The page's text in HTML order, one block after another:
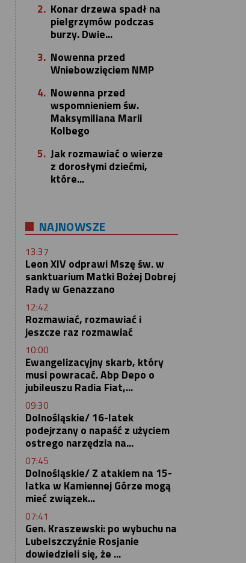
2. Konar drzewa spadł na
pielgrzymów podczas
burzy. Dwie...
3. Nowenna przed
Wniebowzięciem NMP
4. Nowenna przed
wspomnieniem św.
Maksymiliana Marii
Kolbego
5. Jak rozmawiać o wierze
z dorosłymi dziećmi,
które...
NAJNOWSZE
13:37
Leon XIV odprawi Mszę św. w
sanktuarium Matki Bożej Dobrej
Rady w Genazzano
12:42
Rozmawiać, rozmawiać i
jeszcze raz rozmawiać
10:00
Ewangelizacyjny skarb, który
musi powracać. Abp Depo o
jubileuszu Radia Fiat,...
09:30
Dolnośląskie/ 16-latek
podejrzany o napaść z użyciem
ostrego narzędzia na...
07:45
Dolnośląskie/ Z atakiem na 15-
latka w Kamiennej Górze mogą
mieć związek...
07:41
Gen. Kraszewski: po wybuchu na
Lubelszczyźnie Rosjanie
dowiedzieli się, że ...